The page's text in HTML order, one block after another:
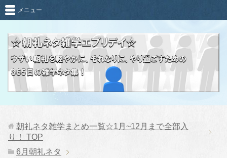
メニュー
朝礼ネタ雑学まとめ一覧☆1月~12月まで全部入
り！
TOP
6月朝礼ネタ